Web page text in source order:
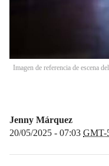
Imagen de referencia de escena
Jenny Márquez
20/05/2025 - 07:03 GMT-